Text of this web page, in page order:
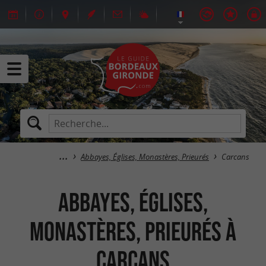
Abbayes, Églises, Monastères, Prieurés Carcans
Abbayes, Églises,
Monastères, Prieurés à
Carcans